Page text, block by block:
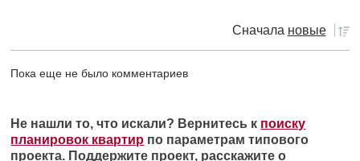
Сначала новые
Пока еще не было комментариев
Не нашли то, что искали? Вернитесь к поиску
планировок квартир по параметрам типового
проекта. Поддержите проект, расскажите о